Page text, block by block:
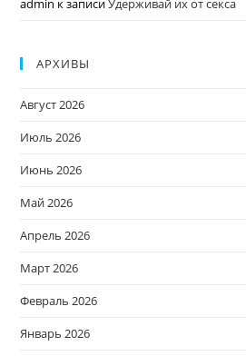
admin к записиУдерживай их от секса
АРХИВЫ
Август 2026
Июль 2026
Июнь 2026
Май 2026
Апрель 2026
Март 2026
Февраль 2026
Январь 2026